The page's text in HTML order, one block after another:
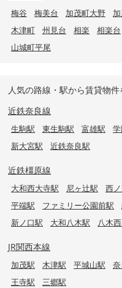
梅谷 梅美台 加茂町大野
木津町
州見台 相楽 相楽台
山城町平尾
人気の路線・駅から賃貸物件
近鉄奈良線
生駒駅 東生駒駅 富雄駅
新大宮駅
近鉄奈良駅
近鉄橿原線
大和西大寺駅 尼ヶ辻駅 西
平端駅
ファミリー公園前駅
新ノ口駅
大和八木駅 八木
JR関西本線
加茂駅 木津駅 平城山駅
王寺駅
三郷駅